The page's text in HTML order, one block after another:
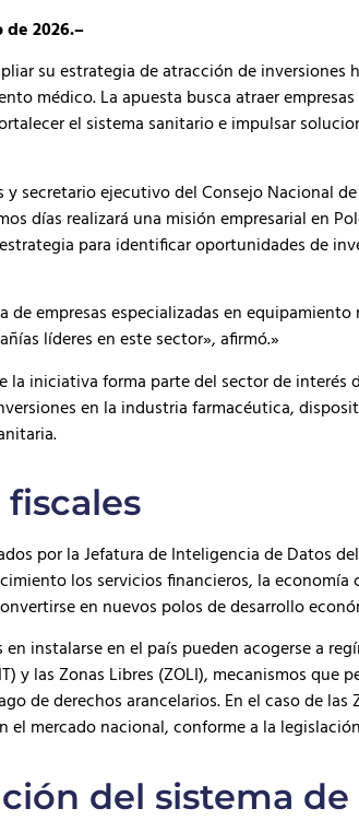
de 2026.–
su estrategia de atracción de
médico. La apuesta busca atraer
el sistema sanitario e impulsar
y secretario ejecutivo del Consejo Nacional
días realizará una misión empresarial en
para identificar oportunidades de
de empresas especializadas en
líderes en este sector», afirmó.»
la iniciativa forma parte del sector de interés
en la industria farmacéutica,
por la Jefatura de Inteligencia de Datos
los servicios financieros, la
en nuevos polos de desarrollo
en instalarse en el país pueden acogerse a
y las Zonas Libres (ZOLI), mecanismos
de derechos arancelarios. En el caso de
el mercado nacional, conforme a la
del sistema de